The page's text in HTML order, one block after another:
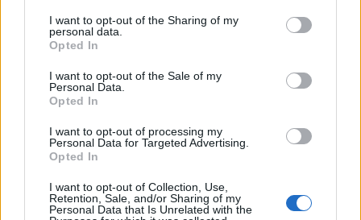
not limited to your visit or usage behaviour. You may click to
grant or deny consent to Google and its third-party tags to
use your data for below specified purposes in below Google
consent section.
I want to opt-out of the Sharing of my
personal data.
Opted In
I want to opt-out of the Sale of my
Personal Data.
Opted In
I want to opt-out of processing my
Personal Data for Targeted Advertising.
Opted In
I want to opt-out of Collection, Use,
Retention, Sale, and/or Sharing of my
Personal Data that Is Unrelated with the